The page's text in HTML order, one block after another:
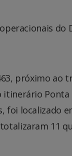
do
próximo ao
itinerário Ponta
foi localizado
11